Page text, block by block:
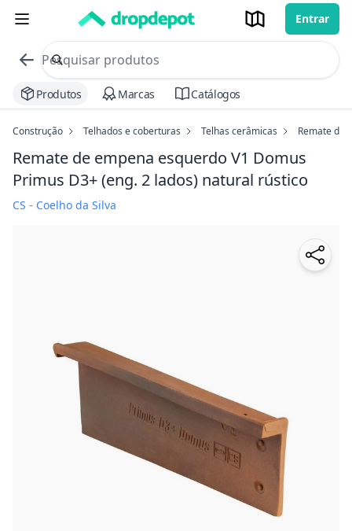
Entrar
commerce search no header
Procurar
Produtos Marcas Catálogos
Construção Telhados e coberturas Telhas cerâmicas Remate de
Remate de empena esquerdo V1 Domus
Primus D3+ (eng. 2 lados) natural rústico
CS - Coelho da Silva